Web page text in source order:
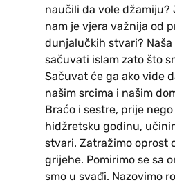
naučili da vole džamiju?
nam je vjera važnija od
dunjalučkih stvari?
sačuvati islam zato što
Sačuvat će ga ako vide
našim srcima i našim
Braćo i sestre, prije
hidžretsku godinu,
stvari. Zatražimo oprost
grijehe. Pomirimo se sa
smo u svađi. Nazovimo